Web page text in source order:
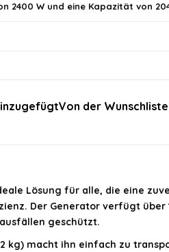
2400 W und eine Kapazität von
Von der
Lösung für alle, die eine
Der Generator verfügt
geschützt.
kg) macht ihn einfach zu